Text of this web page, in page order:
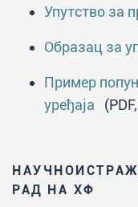
РАД НА ХФ
Упутство за
Образац за
Пример
уређаја